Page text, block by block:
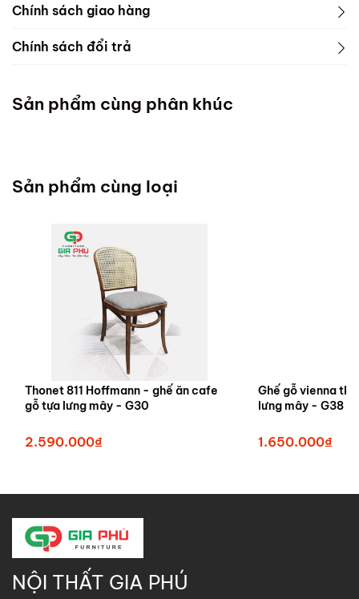
Chính sách giao hàng
Chính sách đổi trả
Sản phẩm cùng phân khúc
Sản phẩm cùng loại
Thonet 811 Hoffmann - ghế ăn cafe
gỗ tựa lưng mây - G30
2.590.000₫
Ghế gỗ vienna
lưng mây - G38
1.650.000₫
NỘI THẤT GIA PHÚ